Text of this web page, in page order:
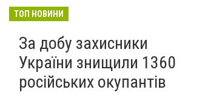
ТОП НОВИНИ
За добу захисники
України знищили 1360
російських окупантів